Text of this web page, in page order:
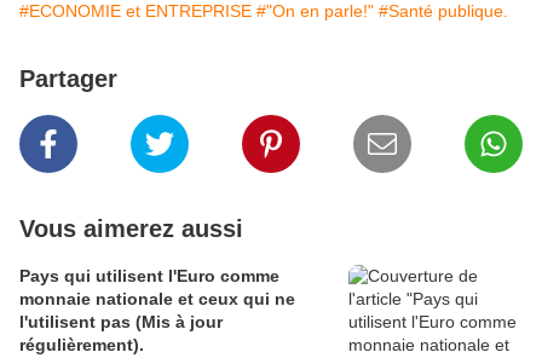
#ECONOMIE et ENTREPRISE #"On en parle!" #Santé publique.
Partager
Vous aimerez aussi
Pays qui utilisent l'Euro comme
monnaie nationale et ceux qui ne
l'utilisent pas (Mis à jour
régulièrement).